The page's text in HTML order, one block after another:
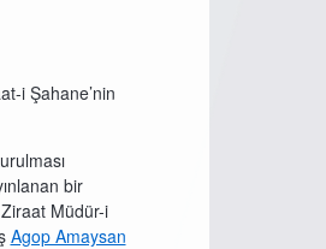
i Şahane’nin
bir
Müdür-i
Agop Amaysan